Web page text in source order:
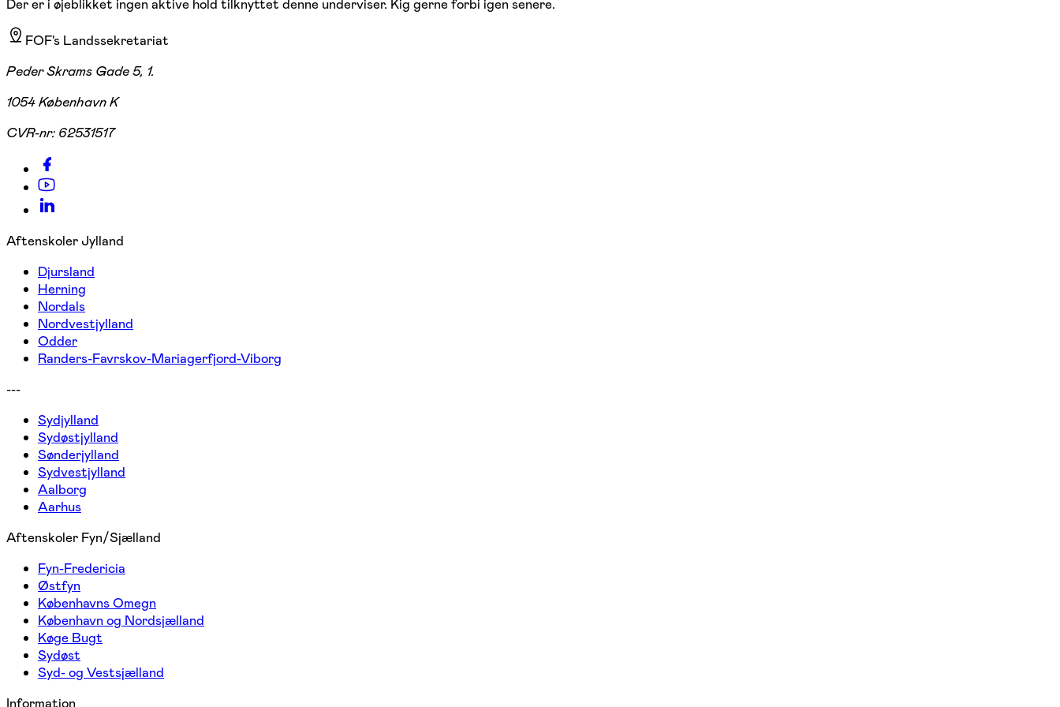
Der er i øjeblikket ingen aktive hold tilknyttet denne underviser. Kig gerne forbi igen senere.
FOF's Landssekretariat
Peder Skrams Gade 5, 1.
1054 København K
CVR-nr: 62531517
Aftenskoler Jylland
Djursland
Herning
Nordals
Nordvestjylland
Odder
Randers-Favrskov-Mariagerfjord-Viborg
---
Sydjylland
Sydøstjylland
Sønderjylland
Sydvestjylland
Aalborg
Aarhus
Aftenskoler Fyn/Sjælland
Fyn-Fredericia
Østfyn
Københavns Omegn
København og Nordsjælland
Køge Bugt
Sydøst
Syd- og Vestsjælland
Information